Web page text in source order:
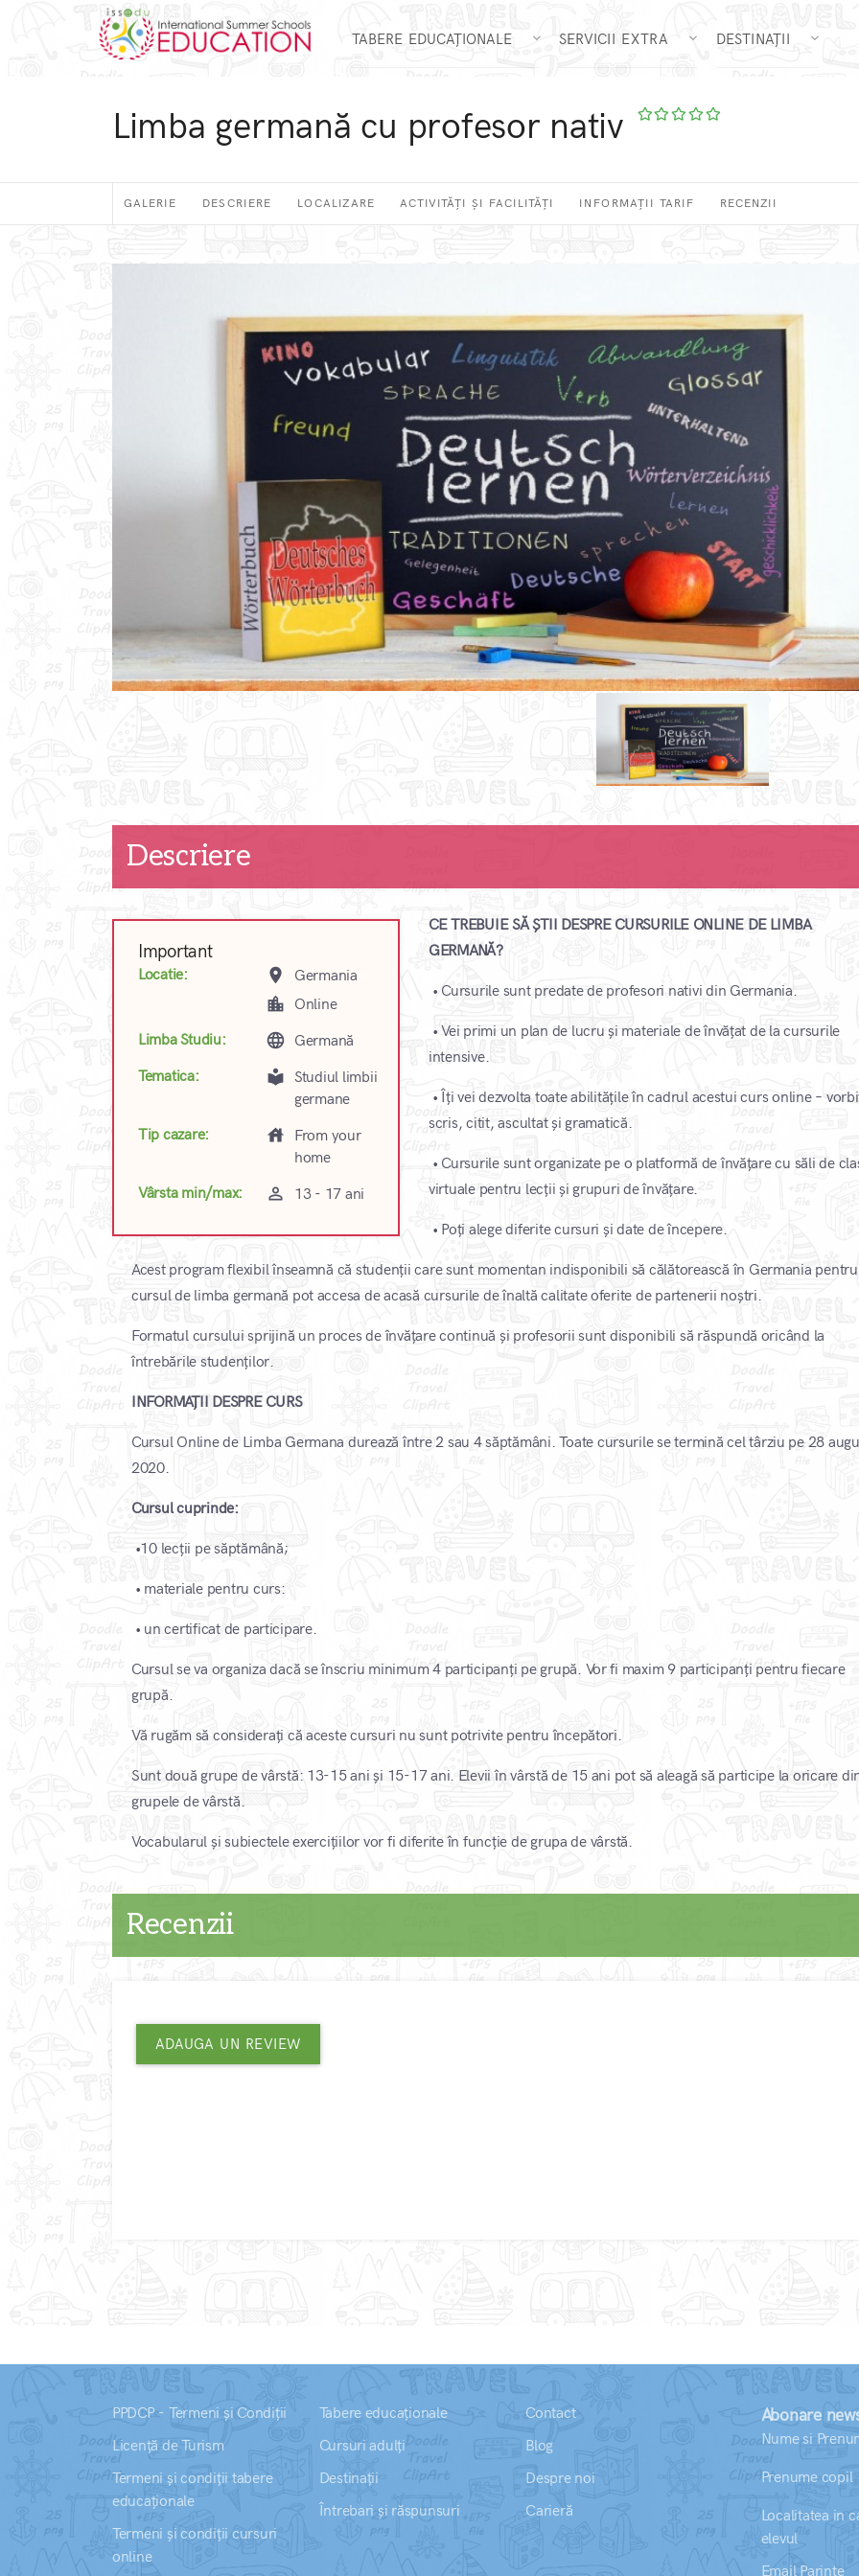
TABERE EDUCAȚIONALE SERVICII EXTRA DESTINAȚII
Limba germană cu profesor nativ
GALERIE DESCRIERE LOCALIZARE ACTIVITĂȚI ȘI FACILITĂȚI INFORMAȚII TARIF RECENZII
Descriere
Important
Locatie: place Germania
location_city
Online
Limba Studiu:
language Germană
Tematica:
local_library Studiul limbii
germane
Tip cazare:
house
From your
home
Vârsta min/max:
perm_identity 13 - 17 ani
CE TREBUIE SĂ ȘTII DESPRE CURSURILE ONLINE DE LIMBA
GERMANĂ?
• Cursurile sunt predate de profesori nativi din Germania.
• Vei primi un plan de lucru și materiale de învățat de la cursurile
intensive.
• Îți vei dezvolta toate abilitățile în cadrul acestui curs online –
scris, citit, ascultat și gramatică.
• Cursurile sunt organizate pe o platformă de învățare cu săli de
virtuale pentru lecții și grupuri de învățare.
• Poți alege diferite cursuri și date de începere.
Acest program flexibil înseamnă că studenții care sunt momentan indisponibili să călătorească în Germania pentru
cursul de limba germană pot accesa de acasă cursurile de înaltă calitate oferite de partenerii noștri.
Formatul cursului sprijină un proces de învățare continuă și profesorii sunt disponibili să răspundă oricând la
întrebările studenților.
INFORMAȚII DESPRE CURS
Cursul Online de Limba Germana durează între 2 sau 4 săptămâni. Toate cursurile se termină cel târziu pe 28
2020.
Cursul cuprinde:
•10 lecții pe săptămână;
• materiale pentru curs:
• un certificat de participare.
Cursul se va organiza dacă se înscriu minimum 4 participanți pe grupă. Vor fi maxim 9 participanți pentru fiecare
grupă.
Vă rugăm să considerați că aceste cursuri nu sunt potrivite pentru începători.
Sunt două grupe de vârstă: 13-15 ani și 15-17 ani. Elevii în vârstă de 15 ani pot să aleagă să participe la oricare
grupele de vârstă.
Vocabularul și subiectele exercițiilor vor fi diferite în funcție de grupa de vârstă.
Recenzii
ADAUGA UN REVIEW
PPDCP - Termeni și Condiții
Licență de Turism
Termeni și condiții tabere
educaționale
Termeni și condiții cursuri
online
Tabere educaționale
Cursuri adulți
Destinații
Întrebari și răspunsuri
Contact
Blog
Despre noi
Carieră
Abonare
Nume si
Prenume copil
Localitatea in
elevul
Email Parinte